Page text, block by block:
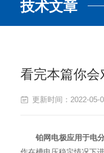
技术文章
看完本篇你
更新时间：2022-05-
铂网电极应用于电